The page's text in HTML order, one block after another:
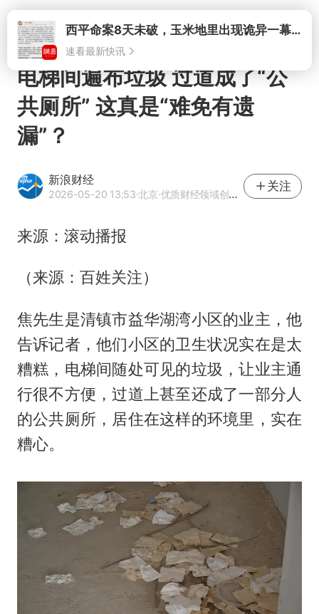
打开
电梯间遍布垃圾 过道成了“公
共厕所” 这真是“难免有遗
漏”？
新浪财经
2026-05-20 13:53·北京·优质财经领域创作者
关注
来源：滚动播报
（来源：百姓关注）
焦先生是清镇市益华湖湾小区的业主，他
告诉记者，他们小区的卫生状况实在是太
糟糕，电梯间随处可见的垃圾，让业主通
行很不方便，过道上甚至还成了一部分人
的公共厕所，居住在这样的环境里，实在
糟心。